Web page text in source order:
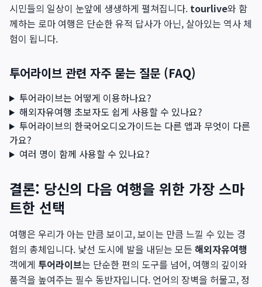
시민들의 일상이 눈앞에 생생하게 펼쳐집니다. tourlive와 함
께하는 로마 여행은 단순한 유적 답사가 아닌, 살아있는 역사 체
험이 됩니다.
투어라이브 관련 자주 묻는 질문 (FAQ)
투어라이브는 어떻게 이용하나요?
해외자유여행 초보자도 쉽게 사용할 수 있나요?
투어라이브의 한국어오디오가이드는 다른 앱과 무엇이 다른
가요?
여러 명이 함께 사용할 수 있나요?
결론: 당신의 다음 여행을 위한 가장 스마
트한 선택
여행은 우리가 아는 만큼 보이고, 보이는 만큼 느낄 수 있는 경
험의 총체입니다. 낯선 도시에 발을 내딛는 모든 해외자유여행
객에게 투어라이브는 단순한 편의 도구를 넘어, 여행의 깊이와
품격을 높여주는 필수 동반자입니다. 언어의 장벽을 허물고, 정